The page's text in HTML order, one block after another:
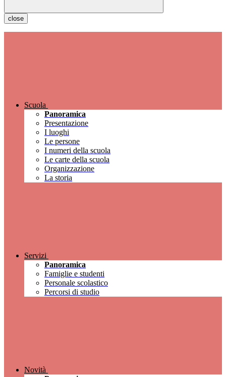
close
Scuola
Panoramica
Presentazione
I luoghi
Le persone
I numeri della scuola
Le carte della scuola
Organizzazione
La storia
Servizi
Panoramica
Famiglie e studenti
Personale scolastico
Percorsi di studio
Novità